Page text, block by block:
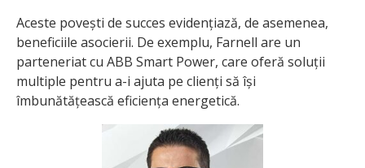
Aceste povești de succes evidențiază, de asemenea,
beneficiile asocierii. De exemplu, Farnell are un
parteneriat cu ABB Smart Power, care oferă soluții
multiple pentru a-i ajuta pe clienți să își
îmbunătățească eficiența energetică.